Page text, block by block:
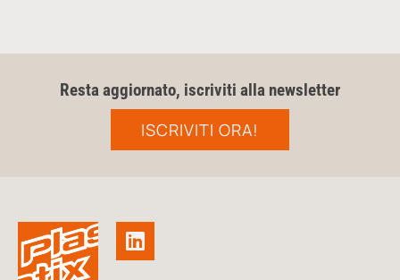
Resta aggiornato, iscriviti alla newsletter
ISCRIVITI ORA!